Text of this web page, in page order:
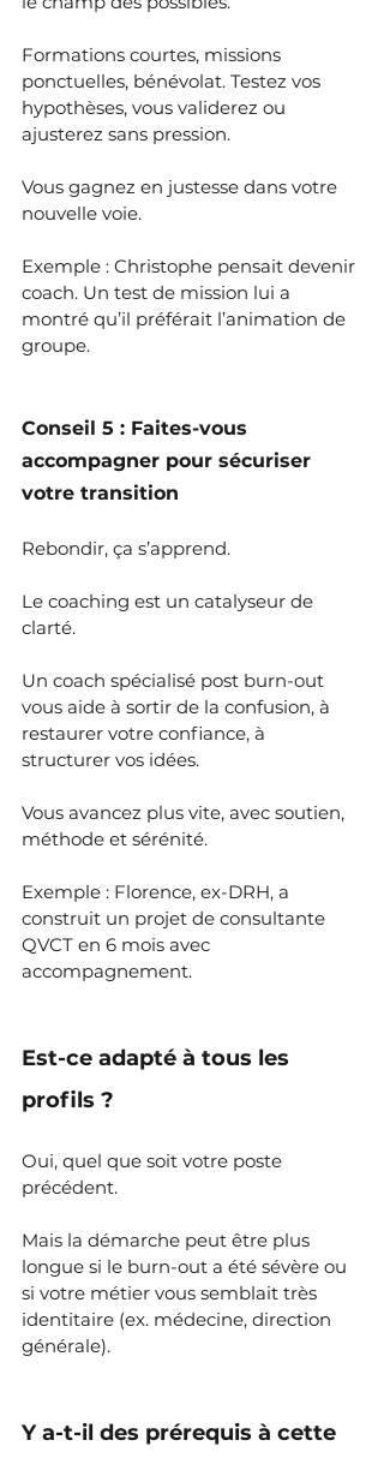
Formations courtes, missions
ponctuelles, bénévolat. Testez vos
hypothèses, vous validerez ou
ajusterez sans pression.
Vous gagnez en justesse dans votre
nouvelle voie.
Exemple : Christophe pensait devenir
coach. Un test de mission lui a
montré qu’il préférait l’animation de
groupe.
Conseil 5 : Faites-vous
accompagner pour sécuriser
votre transition
Rebondir, ça s’apprend.
Le coaching est un catalyseur de
clarté.
Un coach spécialisé post burn-out
vous aide à sortir de la confusion, à
restaurer votre confiance, à
structurer vos idées.
Vous avancez plus vite, avec soutien,
méthode et sérénité.
Exemple : Florence, ex-DRH, a
construit un projet de consultante
QVCT en 6 mois avec
accompagnement.
Est-ce adapté à tous les
profils ?
Oui, quel que soit votre poste
précédent.
Mais la démarche peut être plus
longue si le burn-out a été sévère ou
si votre métier vous semblait très
identitaire (ex. médecine, direction
générale).
Y a-t-il des prérequis à cette